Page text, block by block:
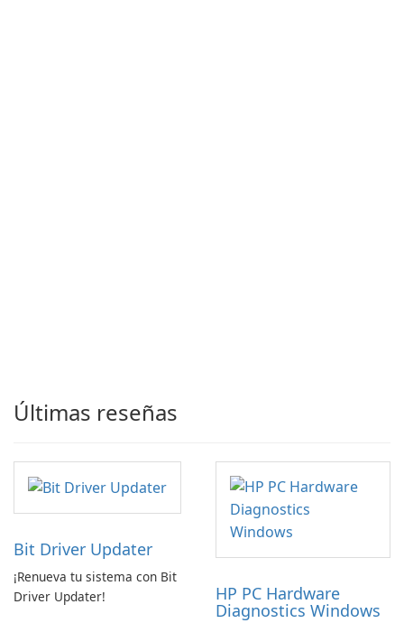
Últimas reseñas
Bit Driver Updater
¡Renueva tu sistema con Bit
Driver Updater!
HP PC Hardware
Diagnostics Windows